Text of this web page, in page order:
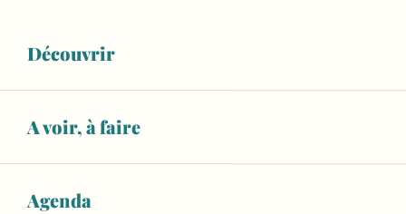
Découvrir
A voir, à faire
Agenda
Ouverture et coordonnées
RÉSERVEZ VOTRE HÉBERGEMENT